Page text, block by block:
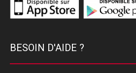
BESOIN D'AIDE ?